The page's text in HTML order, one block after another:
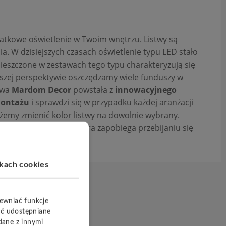
oświetlenie w Twoim wnętrzu. Listwy są
dzisiejszych czasach oświetlenie typu LED stało
w zestawach tego typu charakteryzują się
perspektywie oszczędzamy wiele funduszy w
Mardom Decor powstała z innowacyjnego
i sprawdzi się w przypadku każdej aranżacji
zmienić kolor listwy na dowolnie wybrany.
która zapobiega przebijaniu się
cookies
funkcje
udostępniane
z innymi